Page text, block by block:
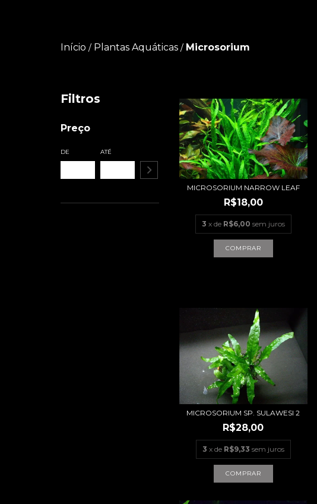
Início / Plantas Aquáticas / Microsorium
Filtros
Preço
DE ATÉ
MICROSORIUM NARROW LEAF
R$18,00
3 x de R$6,00 sem juros
MICROSORIUM SP. SULAWESI 2
R$28,00
3 x de R$9,33 sem juros